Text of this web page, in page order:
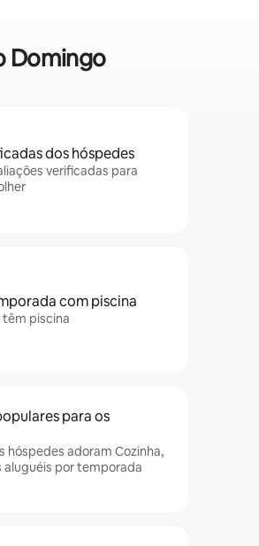
Domingo
dos hóspedes
verificadas para
com piscina
piscina
para os
hóspedes adoram Cozinha,
aluguéis por temporada